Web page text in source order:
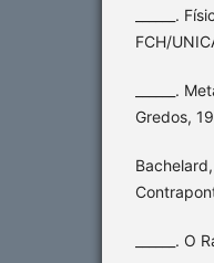
______.
FCH/
______.
Gredos,
______.